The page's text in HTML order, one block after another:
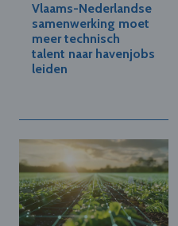
Vlaams-Nederlandse
samenwerking moet
meer technisch
talent naar havenjobs
leiden